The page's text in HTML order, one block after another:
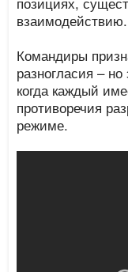
взаимодействию.
Командиры
разногласия –
когда каждый
противоречия
режиме.